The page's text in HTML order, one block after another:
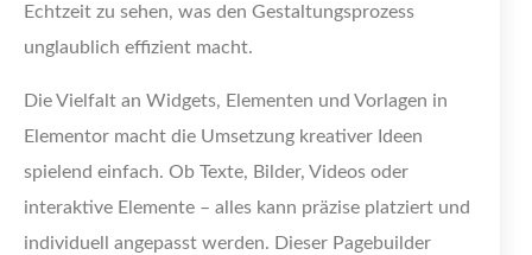
Echtzeit zu sehen, was den Gestaltungsprozess
unglaublich effizient macht.
Die Vielfalt an Widgets, Elementen und Vorlagen in
Elementor macht die Umsetzung kreativer Ideen
spielend einfach. Ob Texte, Bilder, Videos oder
interaktive Elemente – alles kann präzise platziert und
individuell angepasst werden. Dieser Pagebuilder